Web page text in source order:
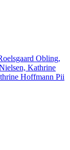
Obling,
Kathrine
Hoffmann Pii